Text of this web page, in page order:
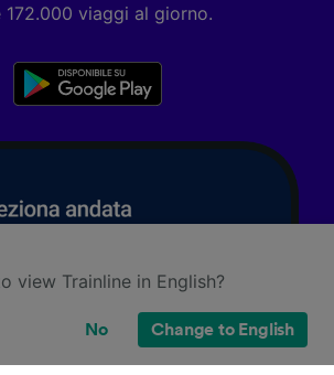
172.000 viaggi al giorno.
view Trainline in English?
No Change to English